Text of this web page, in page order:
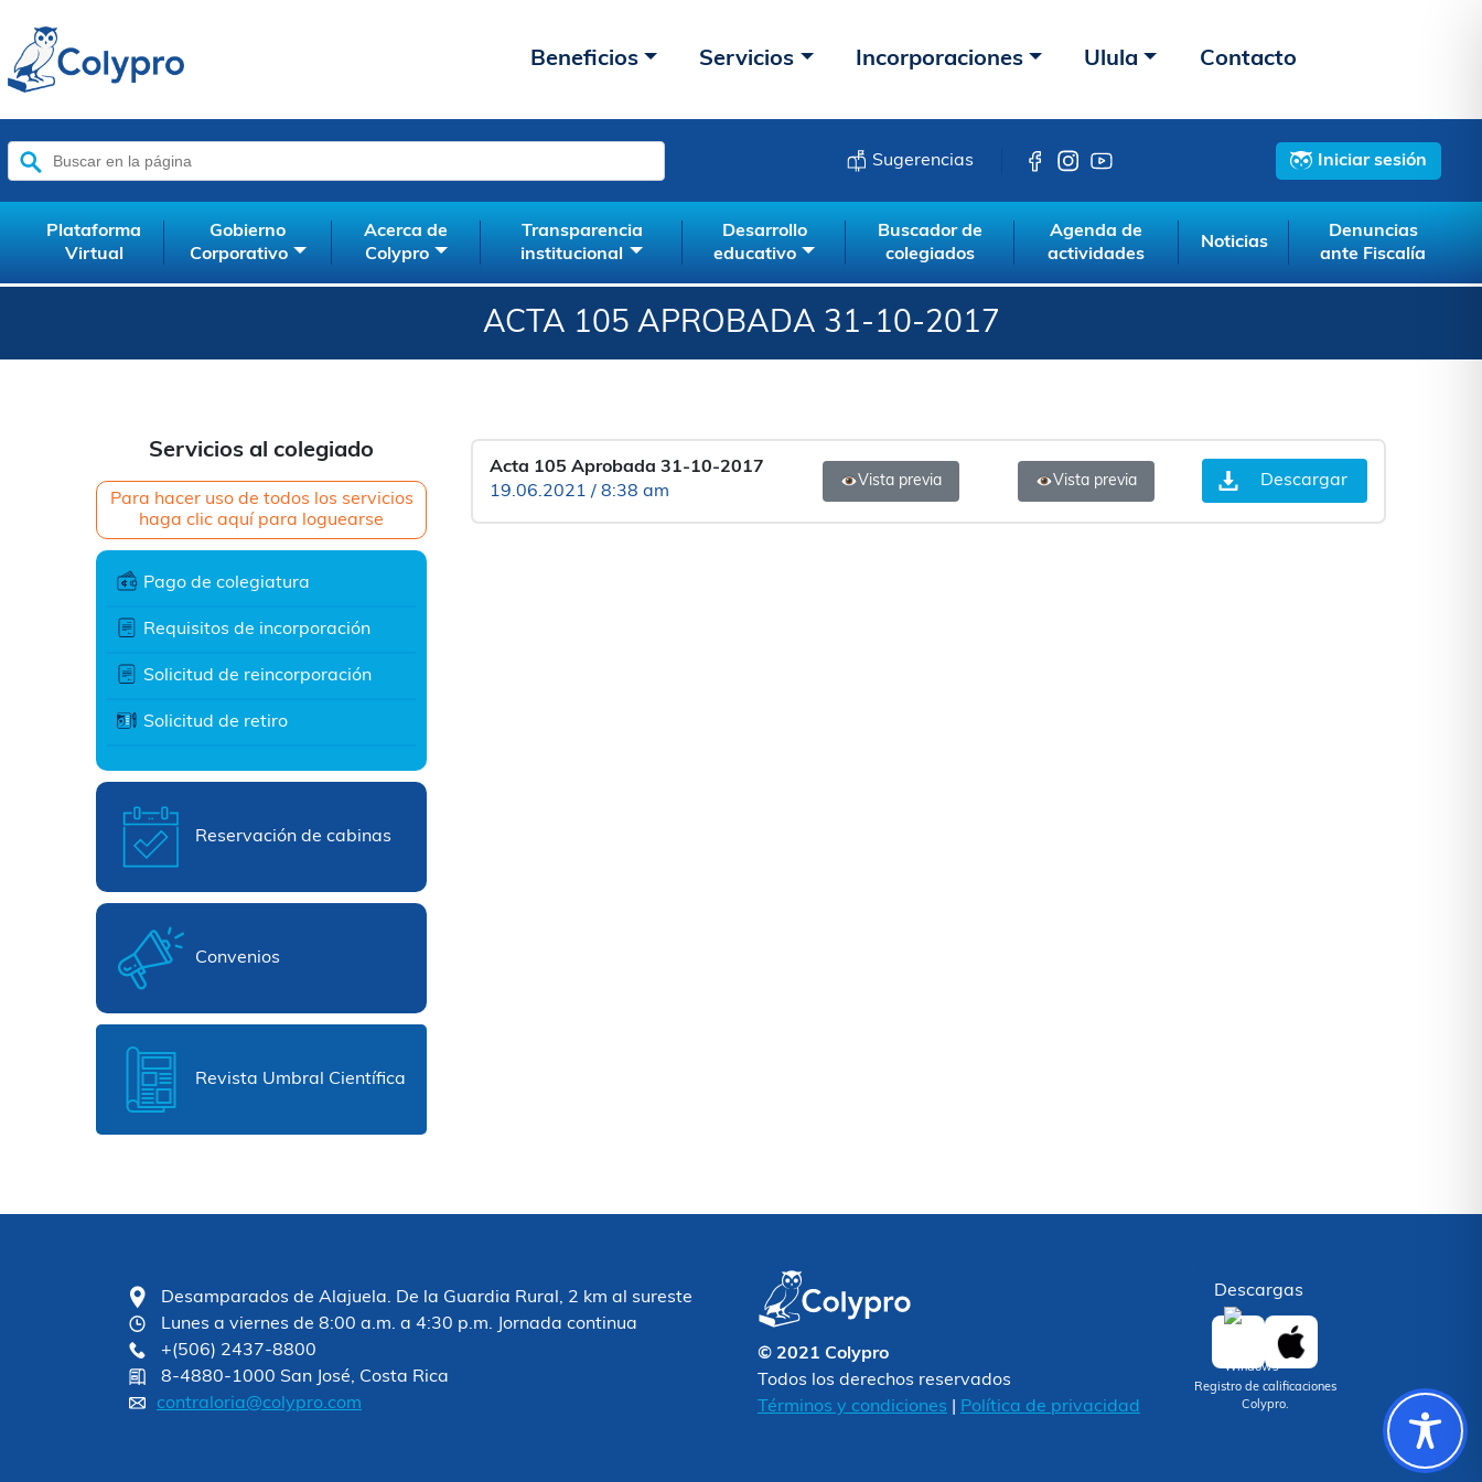
Beneficios Servicios Incorporaciones Ulula Contacto
Buscar:
Sugerencias Iniciar sesión
Plataforma
Virtual
Gobierno
Corporativo
Acerca de
Colypro
Transparencia
institucional
Desarrollo
educativo
Buscador de
colegiados
Agenda de
actividades
Noticias
Denuncias
ante Fiscalía
ACTA 105 APROBADA 31-10-2017
Servicios al colegiado
Para hacer uso de todos los servicios
haga clic aquí para loguearse
Pago de colegiatura
Requisitos de incorporación
Solicitud de reincorporación
Solicitud de retiro
Reservación de cabinas
Convenios
Revista Umbral Científica
Acta 105 Aprobada 31-10-2017
19.06.2021 / 8:38 am
Vista previa Vista previa Descargar
Desamparados de Alajuela. De la Guardia Rural, 2 km al sureste
Lunes a viernes de 8:00 a.m. a 4:30 p.m. Jornada continua
+(506) 2437-8800
8-4880-1000 San José, Costa Rica
contraloria@colypro.com
© 2021 Colypro
Todos los derechos reservados
Términos y condiciones
Política de privacidad
Descargas
Registro de calificaciones
Colypro.